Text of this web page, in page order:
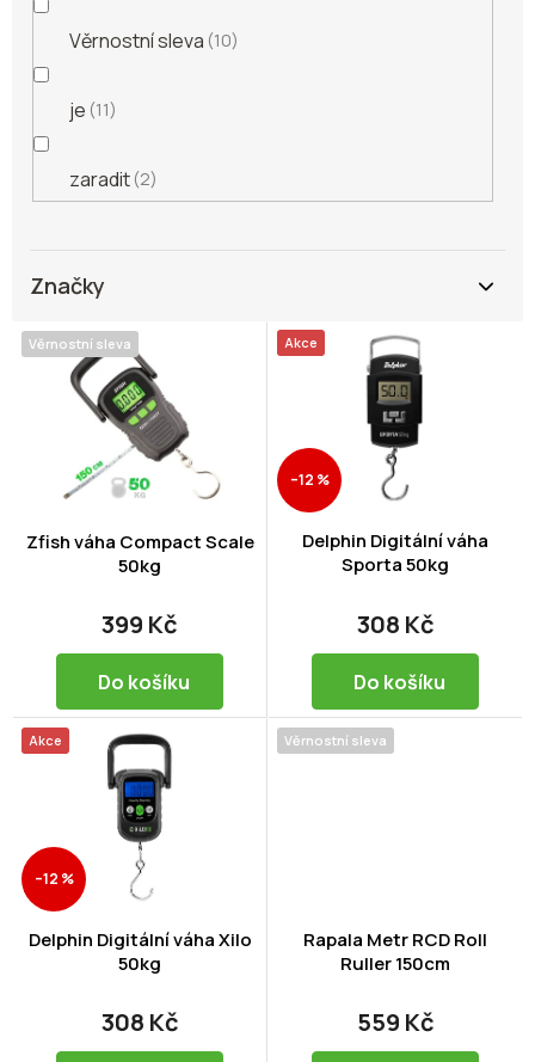
Věrnostní sleva 10
je 11
zaradit 2
Značky
V
ý Věrnostní sleva
Zfish váha Compact Scale
50kg
399 Kč
Do košíku
Akce
–12 %
Delphin Digitální váha
Sporta 50kg
308 Kč
Do košíku
Akce
–12 %
Delphin Digitální váha Xilo
50kg
308 Kč
Věrnostní sleva
Rapala Metr RCD Roll
Ruller 150cm
559 Kč